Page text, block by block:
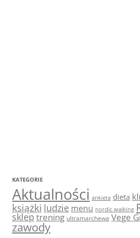
KATEGORIE
Aktualności ankieta dieta
książki ludzie menu nordic walking
skleptrening ultramarchewa Vege
zawody